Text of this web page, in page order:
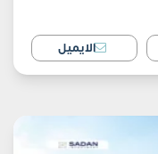
الايميل